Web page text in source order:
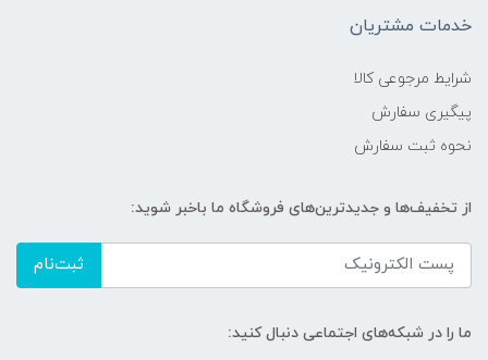
خدمات مشتریان
شرایط مرجوعی کالا
پیگیری سفارش
نحوه ثبت سفارش
از تخفیف‌ها و جدیدترین‌های فروشگاه ما باخبر شوید:
ثبت‌نام
ما را در شبکه‌های اجتماعی دنبال کنید: